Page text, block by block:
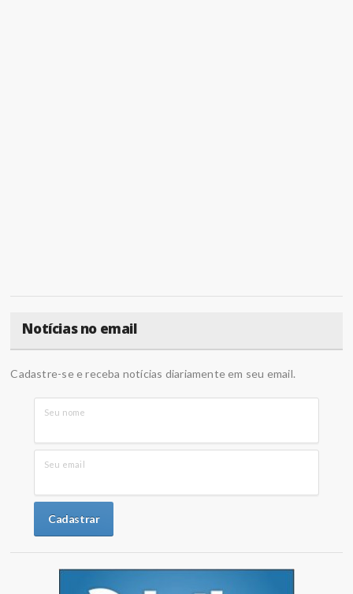
Notícias no email
Cadastre-se e receba notícias diariamente em seu email.
Seu nome
Seu email